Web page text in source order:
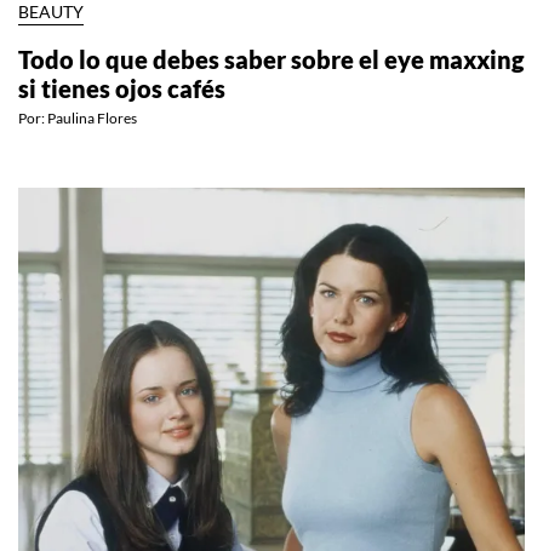
BEAUTY
Todo lo que debes saber sobre el eye maxxing
si tienes ojos cafés
Por: Paulina Flores